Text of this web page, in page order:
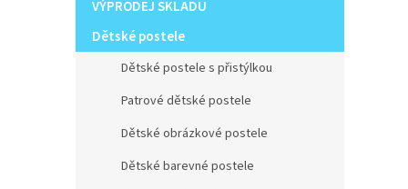
n
VÝPRODEJ SKLADU
Dětské postele
Dětské postele s přistýlkou
Patrové dětské postele
Dětské obrázkové postele
Dětské barevné postele